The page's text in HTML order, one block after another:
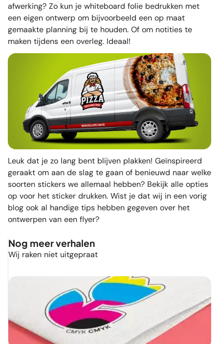
afwerking? Zo kun je whiteboard folie bedrukken met
een eigen ontwerp om bijvoorbeeld een op maat
gemaakte planning bij te houden. Of om notities te
maken tijdens een overleg. Ideaal!
Leuk dat je zo lang bent blijven plakken! Geïnspireerd
geraakt om aan de slag te gaan of benieuwd naar welke
soorten stickers we allemaal hebben? Bekijk alle opties
op voor het sticker drukken. Wist je dat wij in een vorig
blog ook al handige tips hebben gegeven over het
ontwerpen van een flyer?
Nog meer verhalen
Wij raken niet uitgepraat